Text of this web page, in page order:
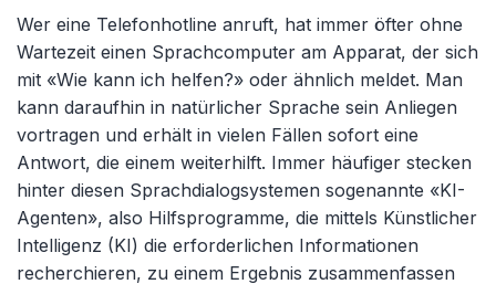
Wer eine Telefonhotline anruft, hat immer öfter ohne
Wartezeit einen Sprachcomputer am Apparat, der sich
mit «Wie kann ich helfen?» oder ähnlich meldet. Man
kann daraufhin in natürlicher Sprache sein Anliegen
vortragen und erhält in vielen Fällen sofort eine
Antwort, die einem weiterhilft. Immer häufiger stecken
hinter diesen Sprachdialogsystemen sogenannte «KI-
Agenten», also Hilfsprogramme, die mittels Künstlicher
Intelligenz (KI) die erforderlichen Informationen
recherchieren, zu einem Ergebnis zusammenfassen